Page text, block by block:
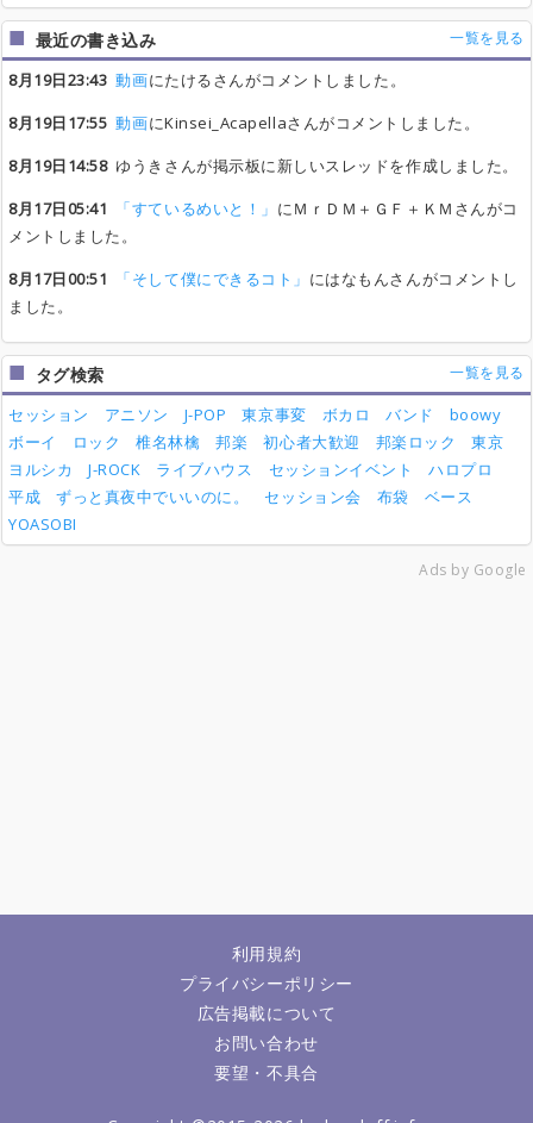
最近の書き込み 一覧を見る
8月19日23:43 動画にたけるさんがコメントしました。
8月19日17:55 動画にKinsei_Acapellaさんがコメントしました。
8月19日14:58ゆうきさんが掲示板に新しいスレッドを作成しました。
8月17日05:41
「すているめいと！」 にＭｒＤＭ＋ＧＦ＋ＫＭさんがコ
メントしました。
8月17日00:51
「そして僕にできるコト」 にはなもんさんがコメントし
ました。
タグ検索 一覧を見る
セッション アニソン J-POP 東京事変 ボカロ バンド
boowy
ボーイ
ロック 椎名林檎 邦楽 初心者大歓迎 邦楽ロック
東京
ヨルシカ
J-ROCK ライブハウス セッションイベント
ハロプロ
平成
ずっと真夜中でいいのに。 セッション会 布袋
ベース
YOASOBI
Ads by Google
利用規約
プライバシーポリシー
広告掲載について
お問い合わせ
要望・不具合